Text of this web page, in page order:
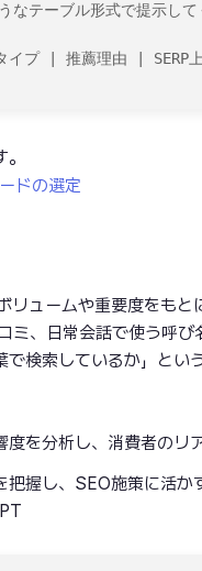
テーブル形式で提示して
プ | 推薦理由 | SERP上
ドの選定
ュームや重要度をもと
、日常会話で使う呼
検索しているか」とい
を分析し、消費者のリ
把握し、SEO施策に活か